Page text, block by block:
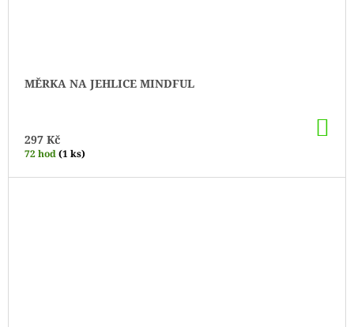
MĚRKA NA JEHLICE MINDFUL
297 Kč
72 hod(1 ks)